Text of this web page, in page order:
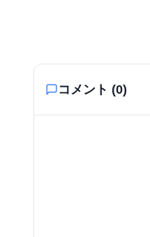
コメント (0)